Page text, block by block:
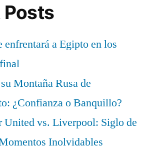
Posts
enfrentará a Egipto en los
Montaña Rusa de
¿Confianza o Banquillo?
United vs. Liverpool: Siglo de
Inolvidables